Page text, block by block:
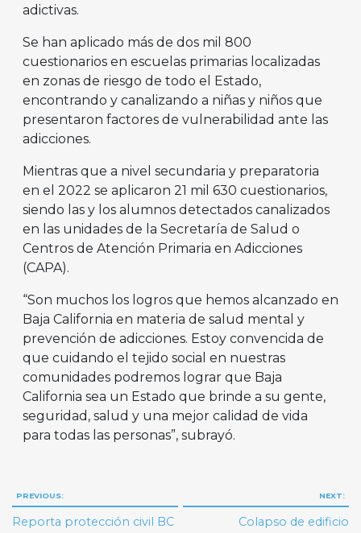
adictivas.
Se han aplicado más de dos mil 800
cuestionarios en escuelas primarias localizadas
en zonas de riesgo de todo el Estado,
encontrando y canalizando a niñas y niños que
presentaron factores de vulnerabilidad ante las
adicciones.
Mientras que a nivel secundaria y preparatoria
en el 2022 se aplicaron 21 mil 630 cuestionarios,
siendo las y los alumnos detectados canalizados
en las unidades de la Secretaría de Salud o
Centros de Atención Primaria en Adicciones
(CAPA).
“Son muchos los logros que hemos alcanzado en
Baja California en materia de salud mental y
prevención de adicciones. Estoy convencida de
que cuidando el tejido social en nuestras
comunidades podremos lograr que Baja
California sea un Estado que brinde a su gente,
seguridad, salud y una mejor calidad de vida
para todas las personas”, subrayó.
Navegación
de
PREVIOUS:
Reporta protección civil BC
NEXT:
Colapso de edificio